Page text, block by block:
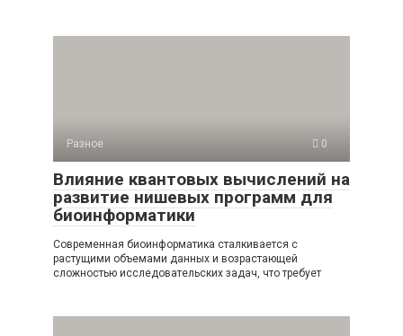
Разное 0
Влияние квантовых вычислений на
развитие нишевых программ для
биоинформатики
Современная биоинформатика сталкивается с
растущими объемами данных и возрастающей
сложностью исследовательских задач, что требует